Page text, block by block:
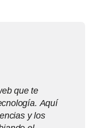
que te
Aquí
y los